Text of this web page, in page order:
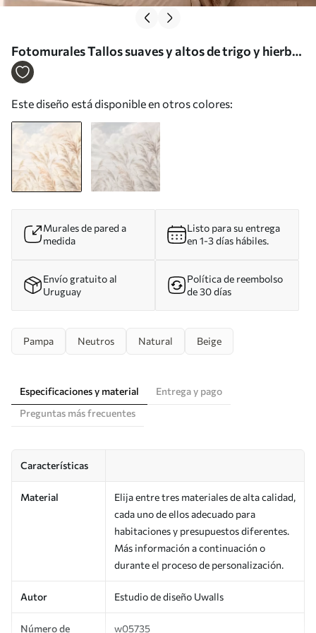
Fotomurales Tallos suaves y altos de trigo y hierba
bajo un cielo nublado Nr. w05735
Este diseño está disponible en otros colores:
Murales de pared a
medida
Listo para su entrega
en 1-3 días hábiles.
Envío gratuito al
Uruguay
Política de reembolso
de 30 días
Pampa Neutros Natural Beige
Especificaciones y material
Entrega y pago
Preguntas más frecuentes
Características
Material
Elija entre tres materiales de alta calidad,
cada uno de ellos adecuado para
habitaciones y presupuestos diferentes.
Más información a continuación o
durante el proceso de personalización.
Autor Estudio de diseño Uwalls
Número de
w05735